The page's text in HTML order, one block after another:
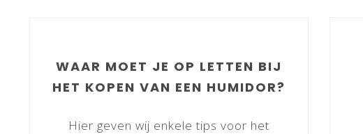
WAAR MOET JE OP LETTEN BIJ
HET KOPEN VAN EEN HUMIDOR?
Hier geven wij enkele tips voor het